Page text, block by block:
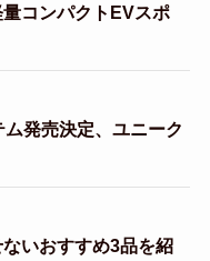
コンパクトEVスポ
発売決定、ユニーク
いおすすめ3品を紹